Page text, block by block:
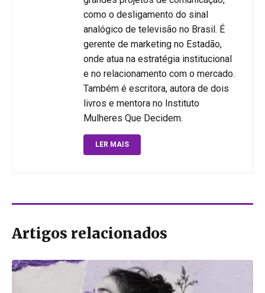
como o desligamento do sinal
analógico de televisão no Brasil. É
gerente de marketing no Estadão,
onde atua na estratégia institucional
e no relacionamento com o mercado.
Também é escritora, autora de dois
livros e mentora no Instituto
Mulheres Que Decidem.
LER MAIS
Artigos relacionados